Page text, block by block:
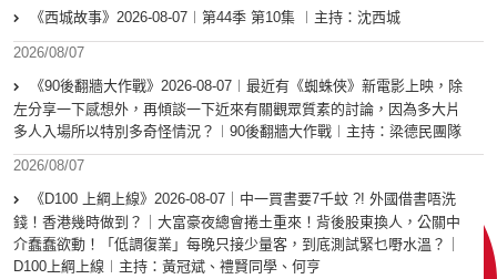
《西城故事》2026-08-07︱第44季 第10集 ︱主持：沈西城
2026/08/07
《90後翻牆大作戰》2026-08-07︱最近有《蜘蛛俠》新電影上映，除
左分享一下感想外，再傾談一下近來有關觀眾質素的討論，因為多大片
多人入場所以特別多奇怪情況？︱90後翻牆大作戰︱主持：梁德民團隊
2026/08/07
《D100 上綱上線》2026-08-07｜中一買書要7千蚊 ?! 外國借書唔洗
錢！香港幾時做到？｜大富豪夜總會捲土重來！背後股東換人，公關中
介蠢蠢欲動！「低調復業」每晚只接少量客，到底測試緊乜嘢水溫？｜
D100上綱上線︱主持：黃冠斌、禮賢同學、何亨